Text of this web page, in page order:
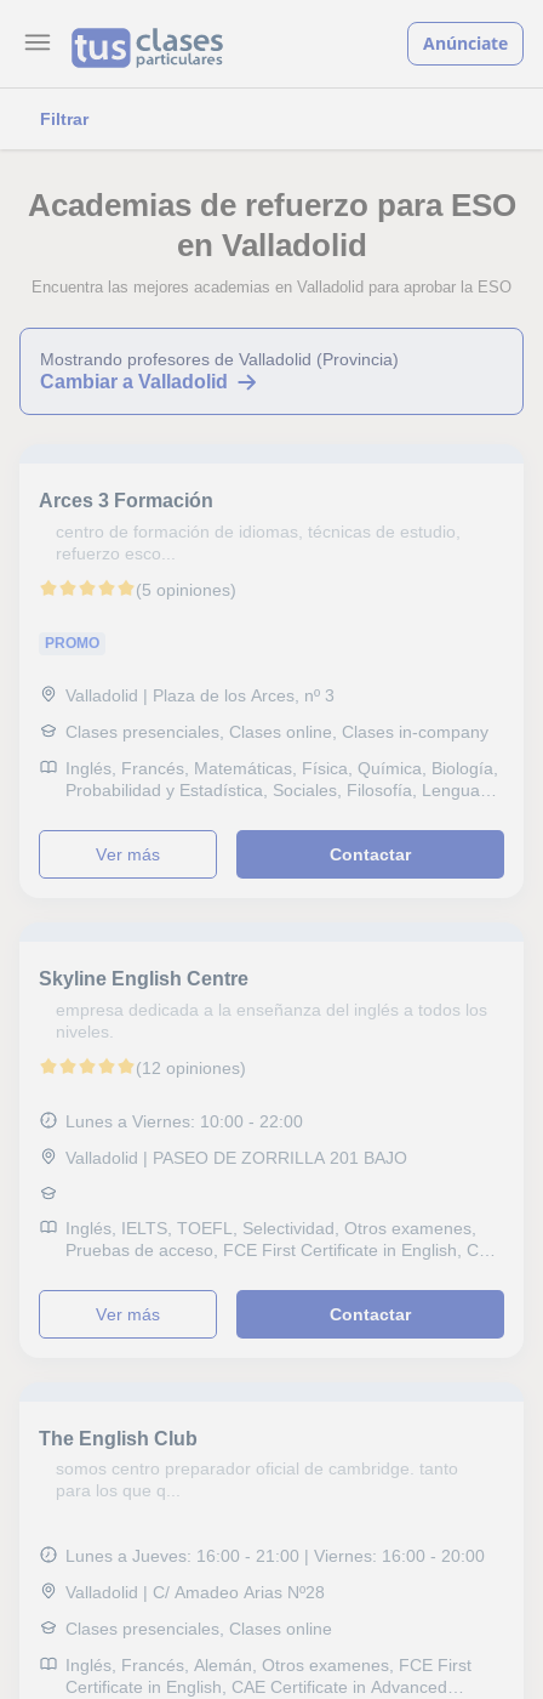
Anúnciate
Filtrar
Academias de refuerzo para ESO
en Valladolid
Encuentra las mejores academias en Valladolid para aprobar la ESO
Mostrando profesores de Valladolid (Provincia)
Cambiar a Valladolid
Arces 3 Formación
centro de formación de idiomas, técnicas de estudio,
refuerzo esco...
(5 opiniones)
PROMO
Valladolid | Plaza de los Arces, nº 3
Clases presenciales, Clases online, Clases in-company
Inglés, Francés, Matemáticas, Física, Química, Biología,
Probabilidad y Estadística, Sociales, Filosofía, Lengua
técnico, Dibujo, Historia del Arte, Selectividad, FCE First
Certificate in English, CAE Certificate in Advanced
English, Graduado en ESO (para adultos), B1 PET, ESO,
ver más Contactar
Skyline English Centre
empresa dedicada a la enseñanza del inglés a todos los
niveles.
(12 opiniones)
Lunes a Viernes: 10:00 - 22:00
Valladolid | PASEO DE ZORRILLA 201 BAJO
Inglés, IELTS, TOEFL, Selectividad, Otros examenes,
Pruebas de acceso, FCE First Certificate in English, CAE
Proficiency in English, B1 PET, Repaso General, ESO,
Bachillerato, Todos los cursos, Primaria, Universidad,
Ciclos Formativos
ver más Contactar
The English Club
somos centro preparador oficial de cambridge. tanto
para los que q...
Lunes a Jueves: 16:00 - 21:00 | Viernes: 16:00 - 20:00
Valladolid | C/ Amadeo Arias Nº28
Clases presenciales, Clases online
Inglés, Francés, Alemán, Otros examenes, FCE First
Certificate in English, CAE Certificate in Advanced